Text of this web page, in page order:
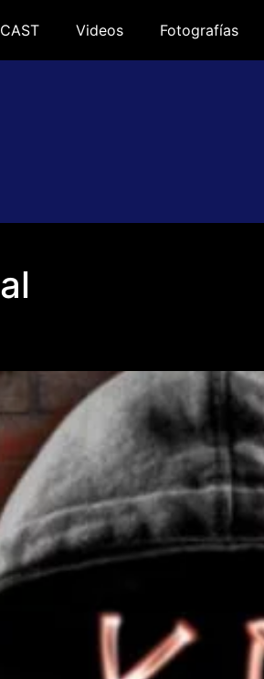
Videos Fotografías